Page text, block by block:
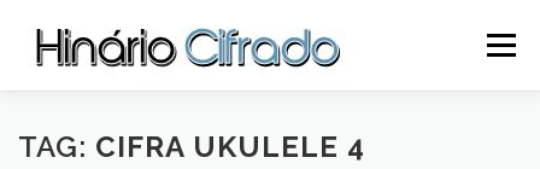
Menu
INÍCIO SITE CIFRAS CCB UKULELE CCB
TAG: CIFRA UKULELE 4